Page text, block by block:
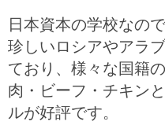
日本資本の学校なの
珍しいロシアやアラ
ており、様々な国籍
肉・ビーフ・チキン
ルが好評です。